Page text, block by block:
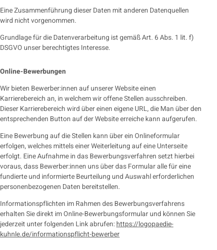
Eine Zusammenführung dieser Daten mit anderen Datenquellen
wird nicht vorgenommen.
Grundlage für die Datenverarbeitung ist gemäß Art. 6 Abs. 1 lit. f)
DSGVO unser berechtigtes Interesse.
Online-Bewerbungen
Wir bieten Bewerber:innen auf unserer Website einen
Karrierebereich an, in welchem wir offene Stellen ausschreiben.
Dieser Karrierebereich wird über einen eigene URL, die Man über den
entsprechenden Button auf der Website erreiche kann aufgerufen.
Eine Bewerbung auf die Stellen kann über ein Onlineformular
erfolgen, welches mittels einer Weiterleitung auf eine Unterseite
erfolgt. Eine Aufnahme in das Bewerbungsverfahren setzt hierbei
voraus, dass Bewerber:innen uns über das Formular alle für eine
fundierte und informierte Beurteilung und Auswahl erforderlichen
personenbezogenen Daten bereitstellen.
Informationspflichten im Rahmen des Bewerbungsverfahrens
erhalten Sie direkt im Online-Bewerbungsformular und können Sie
jederzeit unter folgenden Link abrufen:https://logopaedie-
kuhnle.de/informationspflicht-bewerber